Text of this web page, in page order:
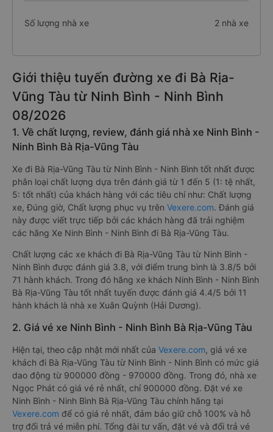
Số lượng nhà xe 2 nhà xe
Giới thiệu tuyến đường xe đi Bà Rịa-
Vũng Tàu từ Ninh Bình - Ninh Bình
08/2026
1. Về chất lượng, review, đánh giá nhà xe Ninh Bình -
Ninh Bình Bà Rịa-Vũng Tàu
Xe đi Bà Rịa-Vũng Tàu từ Ninh Bình - Ninh Bình tốt nhất được
phân loại chất lượng dựa trên đánh giá từ 1 đến 5 (1: tệ nhất,
5: tốt nhất) của khách hàng với các tiêu chí như: Chất lượng
xe, Đúng giờ, Chất lượng phục vụ trên Vexere.com. Đánh giá
này được viết trực tiếp bởi các khách hàng đã trải nghiệm
các hãng Xe Ninh Bình - Ninh Bình đi Bà Rịa-Vũng Tàu.
Chất lượng các xe khách đi Bà Rịa-Vũng Tàu từ Ninh Bình -
Ninh Bình được đánh giá 3.8, với điểm trung bình là 3.8/5 bởi
71 hành khách. Trong đó hãng xe khách Ninh Bình - Ninh Bình
Bà Rịa-Vũng Tàu tốt nhất tuyến được đánh giá 4.4/5 bởi 11
hành khách là nhà xe Xuân Quỳnh (Hải Dương).
2. Giá vé xe Ninh Bình - Ninh Bình Bà Rịa-Vũng Tàu
Hiện tại, theo cập nhật mới nhất của Vexere.com, giá vé xe
khách đi Bà Rịa-Vũng Tàu từ Ninh Bình - Ninh Bình có mức giá
dao động từ 900000 đồng - 970000 đồng. Trong đó, nhà xe
Ngọc Phát có giá vé rẻ nhất, chỉ 900000 đồng. Đặt vé xe
Ninh Bình - Ninh Bình Bà Rịa-Vũng Tàu chính hãng tại
Vexere.com để có giá rẻ nhất, đảm bảo giữ chỗ 100% và hỗ
trợ đổi trả vé miễn phí. Tổng đài tư vấn, đặt vé và đổi trả vé